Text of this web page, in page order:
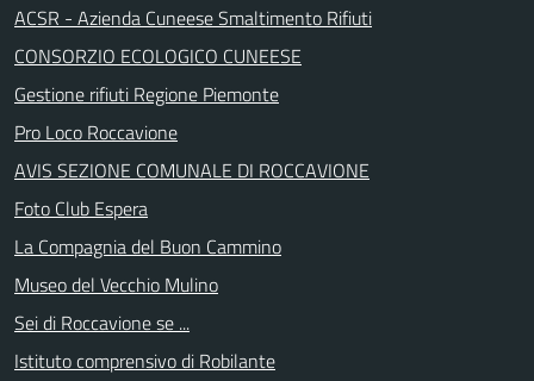
ACSR - Azienda Cuneese Smaltimento Rifiuti
CONSORZIO ECOLOGICO CUNEESE
Gestione rifiuti Regione Piemonte
Pro Loco Roccavione
AVIS SEZIONE COMUNALE DI ROCCAVIONE
Foto Club Espera
La Compagnia del Buon Cammino
Museo del Vecchio Mulino
Sei di Roccavione se ...
Istituto comprensivo di Robilante